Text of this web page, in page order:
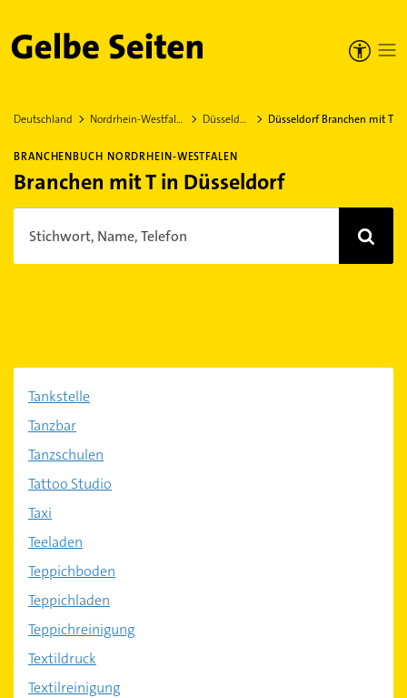
Gelbe Seiten
Deutschland Nordrhein-Westfalen Düsseldorf Düsseldorf Branchen mit T
BRANCHENBUCH NORDRHEIN-WESTFALEN
Branchen mit T in Düsseldorf
Stichwort, Name, Telefon
Tankstelle
Tanzbar
Tanzschulen
Tattoo Studio
Taxi
Teeladen
Teppichboden
Teppichladen
Teppichreinigung
Textildruck
Textilreinigung